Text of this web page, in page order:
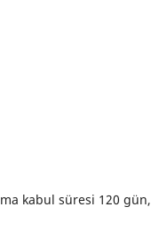
kabul süresi 120 gün,